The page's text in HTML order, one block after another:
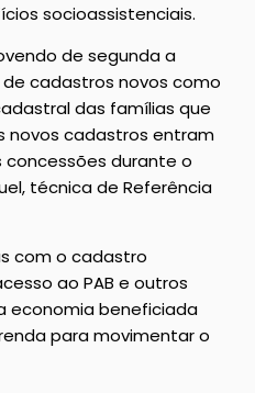
socioassistenciais.
de segunda a
cadastros novos como
das famílias que
novos cadastros entram
concessões durante o
técnica de Referência
com o cadastro
ao PAB e outros
economia beneficiada
para movimentar o